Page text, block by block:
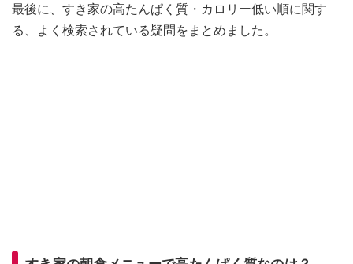
最後に、すき家の高たんぱく質・カロリー低い順に関す
る、よく検索されている疑問をまとめました。